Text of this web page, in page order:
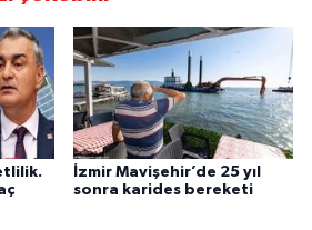
İzmir Mavişehir’de 25 yıl
sonra karides bereketi